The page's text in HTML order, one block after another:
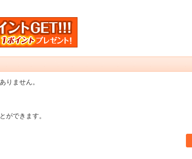
りません。
ができます。